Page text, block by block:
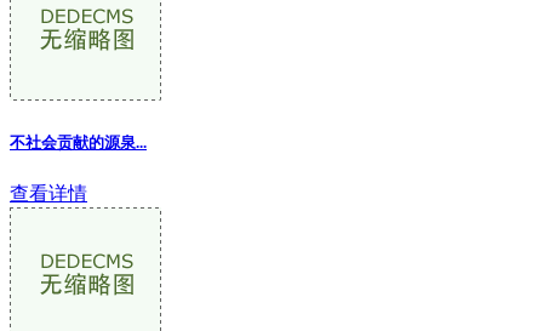
不社会贡献的源泉...
查看详情